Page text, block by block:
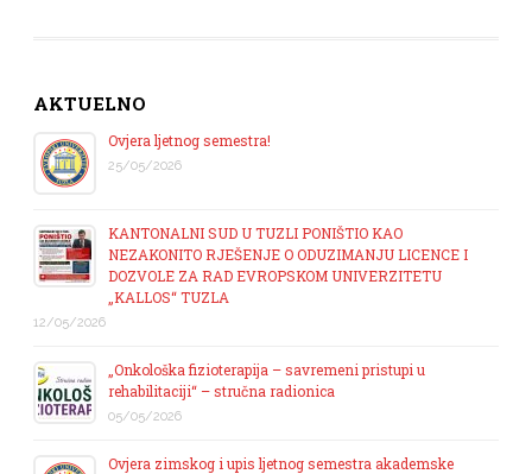
AKTUELNO
Ovjera ljetnog semestra!
25/05/2026
KANTONALNI SUD U TUZLI PONIŠTIO KAO
NEZAKONITO RJEŠENJE O ODUZIMANJU LICENCE I
DOZVOLE ZA RAD EVROPSKOM UNIVERZITETU
„KALLOS“ TUZLA
12/05/2026
„Onkološka fizioterapija – savremeni pristupi u
rehabilitaciji“ – stručna radionica
05/05/2026
Ovjera zimskog i upis ljetnog semestra akademske